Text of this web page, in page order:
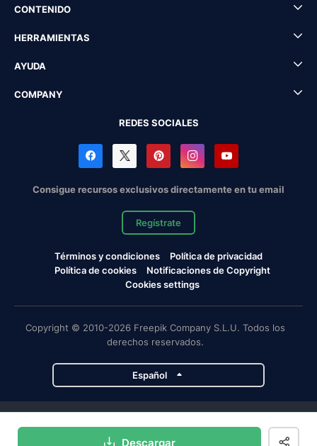
Descargar
CONTENIDO
HERRAMIENTAS
AYUDA
COMPANY
REDES SOCIALES
Consigue recursos exclusivos directamente en tu email
Regístrate
Términos y condiciones
Política de privacidad
Política de cookies
Notificaciones de Copyright
Cookies settings
Copyright © 2010-2026 Freepik Company S.L.U. Todos los
derechos reservados.
Español